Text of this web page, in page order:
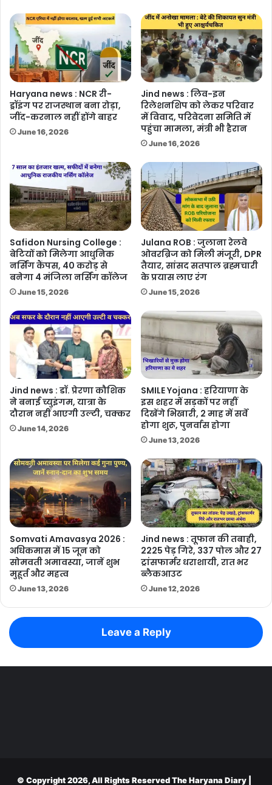
Haryana news : NCR री-
ड्रॉइंग पर राजस्थान बना रोड़ा,
जींद-करनाल नहीं होंगे बाहर
June 16, 2026
Jind news : लिव-इन
रिलेशनशिप को लेकर परिवार
में विवाद, परिवेदना समिति में
पहुंचा मामला, मंत्री भी हैरान
June 16, 2026
Safidon Nursing College :
बेटियों को मिलेगा आधुनिक
नर्सिंग कैंपस, 40 करोड़ से
बनेगा 4 मंजिला नर्सिंग कॉलेज
June 15, 2026
Julana ROB : जुलाना रेलवे
ओवरब्रिज को मिली मंजूरी, DPR
तैयार, सांसद सतपाल ब्रह्मचारी
के प्रयास लाए रंग
June 15, 2026
Jind news : डॉ. प्रेरणा कौशिक
ने बनाई च्युइंगम, यात्रा के
दौरान नहीं आएगी उल्टी, चक्कर
June 14, 2026
SMILE Yojana : हरियाणा के
इस शहर में सड़कों पर नहीं
दिखेंगे भिखारी, 2 माह में सर्वे
होगा शुरू, पुनर्वास होगा
June 13, 2026
Somvati Amavasya 2026 :
अधिकमास में 15 जून को
सोमवती अमावस्या, जानें शुभ
मुहूर्त और महत्व
June 13, 2026
Jind news : तूफान की तबाही,
2225 पेड़ गिरे, 337 पोल और 27
ट्रांसफार्मर धराशायी, रात भर
ब्लैकआउट
June 12, 2026
Leave a Reply
© Copyright 2026, All Rights ReservedThe Haryana Diary